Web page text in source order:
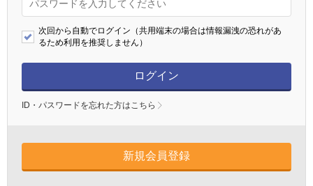
次回から自動でログイン（共用端末の場合は情報漏洩の恐れがあ
るため利用を推奨しません）
ログイン
ID・パスワードを忘れた方はこちら
新規会員登録